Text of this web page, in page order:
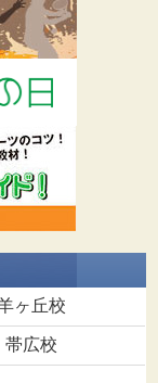
ヶ丘校
帯広校